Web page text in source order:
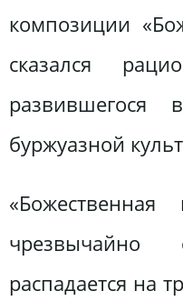
композиции
сказался
развившегося
буржуазной
«Божественная
чрезвычайно
распадается на